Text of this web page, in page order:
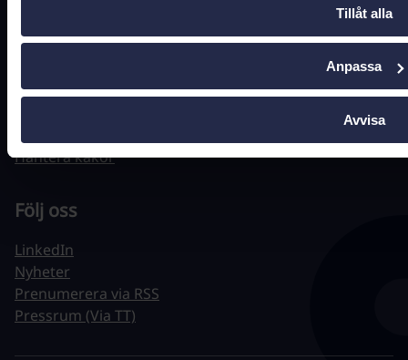
Tillåt alla
Anpassa
Avvisa
Driftstatus
Tillgänglighet
Hantera kakor
Följ oss
LinkedIn
Nyheter
Prenumerera via RSS
Pressrum (Via TT)